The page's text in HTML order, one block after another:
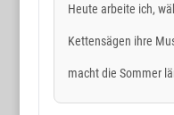
Heute arbeite ich,
Kettensägen ihre
macht die Sommer